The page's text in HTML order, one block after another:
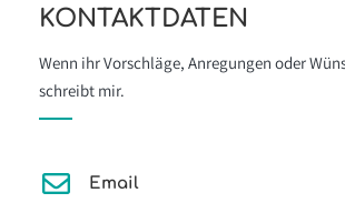
KONTAKTDATEN
Wenn ihr Vorschläge, Anregungen oder
schreibt mir.
Email